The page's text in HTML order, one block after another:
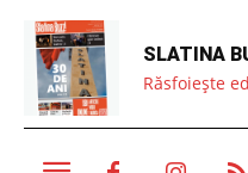
SLATINA
Răsfoiește